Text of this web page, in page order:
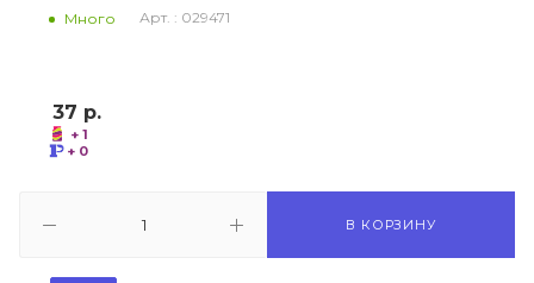
Много Арт. : 029471
37 р.
+ 1
+ 0
В КОРЗИНУ